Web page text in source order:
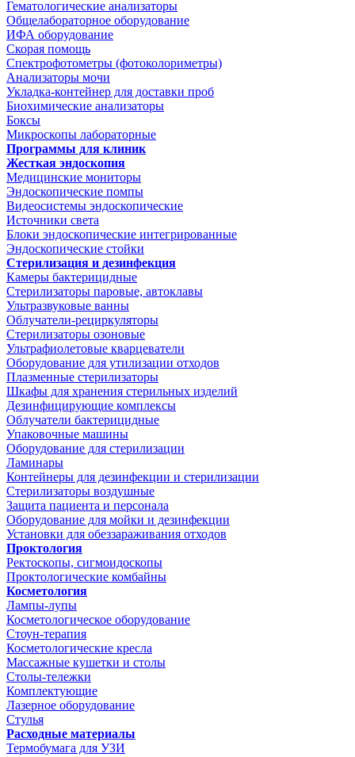
Гематологические анализаторы
Общелабораторное оборудование
ИФА оборудование
Скорая помощь
Спектрофотометры (фотоколориметры)
Анализаторы мочи
Укладка-контейнер для доставки проб
Биохимические анализаторы
Боксы
Микроскопы лабораторные
Программы для клиник
Жесткая эндоскопия
Медицинские мониторы
Эндоскопические помпы
Видеосистемы эндоскопические
Источники света
Блоки эндоскопические интегрированные
Эндоскопические стойки
Стерилизация и дезинфекция
Камеры бактерицидные
Стерилизаторы паровые, автоклавы
Ультразвуковые ванны
Облучатели-рециркуляторы
Стерилизаторы озоновые
Ультрафиолетовые кварцеватели
Оборудование для утилизации отходов
Плазменные стерилизаторы
Шкафы для хранения стерильных изделий
Дезинфицирующие комплексы
Облучатели бактерицидные
Упаковочные машины
Оборудование для стерилизации
Ламинары
Контейнеры для дезинфекции и стерилизации
Стерилизаторы воздушные
Защита пациента и персонала
Оборудование для мойки и дезинфекции
Установки для обеззараживания отходов
Проктология
Ректоскопы, сигмоидоскопы
Проктологические комбайны
Косметология
Лампы-лупы
Косметологическое оборудование
Стоун-терапия
Косметологические кресла
Массажные кушетки и столы
Столы-тележки
Комплектующие
Лазерное оборудование
Стулья
Расходные материалы
Термобумага для УЗИ